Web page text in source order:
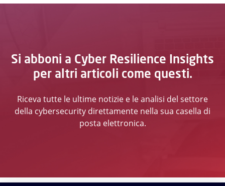
Si abboni a Cyber Resilience Insights
per altri articoli come questi.
Riceva tutte le ultime notizie e le analisi del settore
della cybersecurity direttamente nella sua casella di
posta elettronica.